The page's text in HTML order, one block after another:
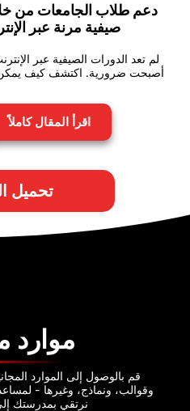
دعم طلاب الجامعات من
صيفية مرنة عبر
لم تعد الدورات الصيفية عبر
أصبحت ضرورية. اكتشف كيف يمكن
اقرأ المقال كاملاً
تحميل
موارد
قم بالوصول إلى الموارد
وقوالب، ونماذج، وغيرها -
نرتقي بمدرستك